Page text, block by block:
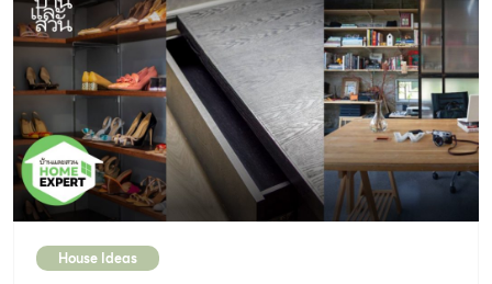
แต่ละโซนมี ดับเบิ้ลสเปซเป็นของตัวเอง จัดการย้ายบันไดมาอยู่
ในตำแหน่งใหม่ เพื่อขยายพื้นที่ใช้งานภายในให้กว้างขึ้น และ
ออกแบบให้มีช่องแสงเหนือบันไดช่วยนำพาแสงสว่างเข้ามายัง
พื้นที่ภายในบ้านจึงดูโปร่งขึ้น #บ้านสามหลังในตึกเดียว
สถาปนิกออกแบบฟาซาดอาคารให้มีรูปทรงเหมือนบ้าน 3 หลัง
สะท้อนถึงการจัดสรรพื้นที่ภายในออกเป็น 3 ส่วน โดยใช้
โครงสร้างเหล็กเจาะรูทำเป็นหน้าต่างเปิด-ปิดได้ ตัวฟาซาดทำ
หน้าที่กรองแสงแดด […]
ที่อยู่อาศัยที่สะท้อนรสนิยมอันแตกต่างไม่เหมือนใคร ทั้งในแง่
อัตลักษณ์ของการดีไซน์ และประสบการณ์ในการอยู่อาศัย คุณ
อรนุช อิติโกศิน ประธานเจ้าหน้าที่บริหาร สายงานพัฒนาธุรกิจ
บริษัท โนเบิล ดีเวลลอปเมนท์ จำกัด (มหาชน) เผยว่า “ด้วย
ความเชื่อที่ว่า คนที่แตกต่างย่อมมองหาอะไรที่ไม่เหมือนใคร
(RARE SEEKS RARE)โนเบิล จึงเล็งเห็นดีมานด์ของกลุ่ม
Rare Item หรือ Limited Edition แต่ในขณะเดียวกันก็ต้อง
House Ideas